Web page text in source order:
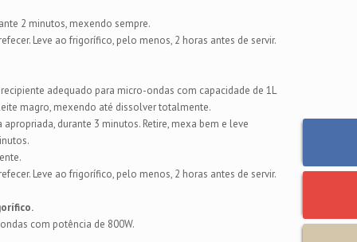
2 minutos, mexendo sempre.
Leve ao frigorífico, pelo menos, 2 horas antes de servir.
adequado para micro-ondas com capacidade de 1L
magro, mexendo até dissolver totalmente.
durante 3 minutos. Retire, mexa bem e leve
Leve ao frigorífico, pelo menos, 2 horas antes de servir.
com potência de 800W.